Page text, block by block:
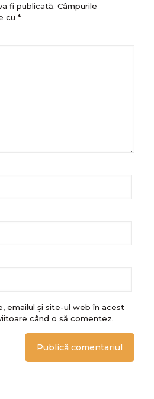
fi publicată. Câmpurile
cu *
emailul și site-ul web în acest
când o să comentez.